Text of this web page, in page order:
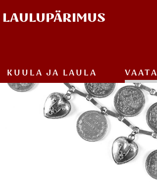
LAULUPÄRIMUS
KUULA JA LAULA VAATA